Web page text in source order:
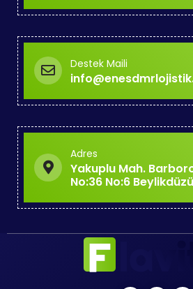
Destek Maili
Adres
Yakuplu Mah.
No:36 No:6